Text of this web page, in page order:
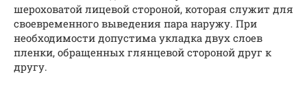
шероховатой лицевой стороной, которая служит для
своевременного выведения пара наружу. При
необходимости допустима укладка двух слоев
пленки, обращенных глянцевой стороной друг к
другу.